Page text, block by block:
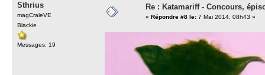
Sthrius
magCraleVE
Blackie
Messages: 19
Re : Katamariff - Concours,
« Répondre #8 le: 7 Mai 2014, 08h43 »